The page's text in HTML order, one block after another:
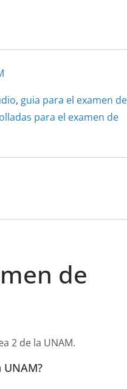
, guia para el examen de
para el examen de
de
2 de la UNAM.
UNAM?